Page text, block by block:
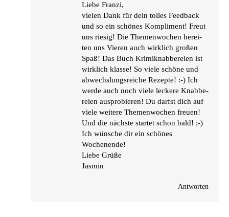
Lie­be Franzi,
vie­len Dank für dein tol­les Feed­back
und so ein schö­nes Kom­pli­ment! Freut
uns rie­sig! Die The­men­wo­chen berei­
ten uns Vie­ren auch wirk­lich gro­ßen
Spaß! Das Buch Kri­mi­knab­be­rei­en ist
wirk­lich klas­se! So vie­le schö­ne und
abwechs­lungs­rei­che Rezep­te! :-) Ich
wer­de auch noch vie­le lecke­re Knab­be­
rei­en aus­pro­bie­ren! Du darfst dich auf
vie­le wei­te­re The­men­wo­chen freu­en!
Und die nächs­te star­tet schon bald! ;-)
Ich wün­sche dir ein schö­nes
Wochenende!
Lie­be Grüße
Jasmin
Antworten